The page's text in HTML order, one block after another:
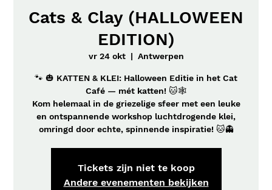
Cats & Clay (HALLOWEEN
EDITION)
vr 24 okt
  |
Antwerpen
🐾 🎃 KATTEN & KLEI: Halloween Editie in het Cat
Café — mét katten! 🐱🕸️
Kom helemaal in de griezelige sfeer met een leuke
en ontspannende workshop luchtdrogende klei,
omringd door echte, spinnende inspiratie! 🐱👻
Tickets zijn niet te koop
Andere evenementen bekijken